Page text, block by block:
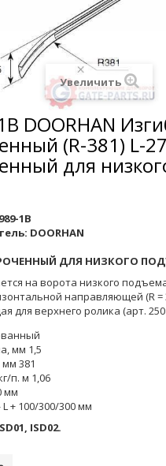
Увеличить
DOORHAN
(R-381) L-
для
1B
DOORHAN
ДЛЯ НИЗКОГО
на ворота низкого
направляющей (R =
для верхнего ролика (арт.
мм 1,5
381
п. м 1,06
мм
+ 100/300/300 мм
ISD02.